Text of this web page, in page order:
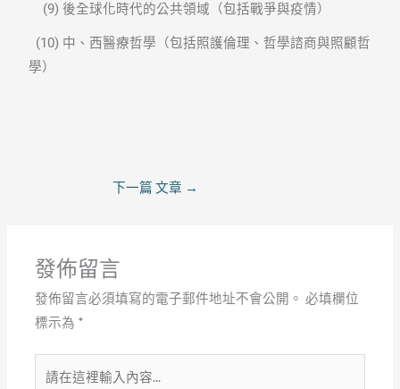
(9) 後全球化時代的公共領域（包括戰爭與疫情）
(10) 中、西醫療哲學（包括照護倫理、哲學諮商與照顧哲
學）
下一篇 文章 →
發佈留言
發佈留言必須填寫的電子郵件地址不會公開。 必填欄位
標示為 *